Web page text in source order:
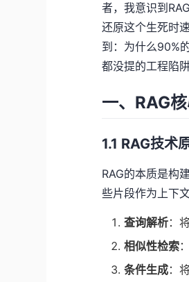
者，我意识到
还原这个生死时
到：为什么90%
都没提的工程陷
一、RAG
1.1 RAG技术
RAG的本质是构
些片段作为上下
查询解析：
相似性检索
条件生成：